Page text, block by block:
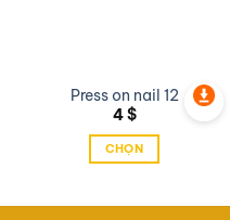
Press on nail 12
4$
CHỌN